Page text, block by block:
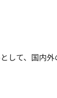
して、国内